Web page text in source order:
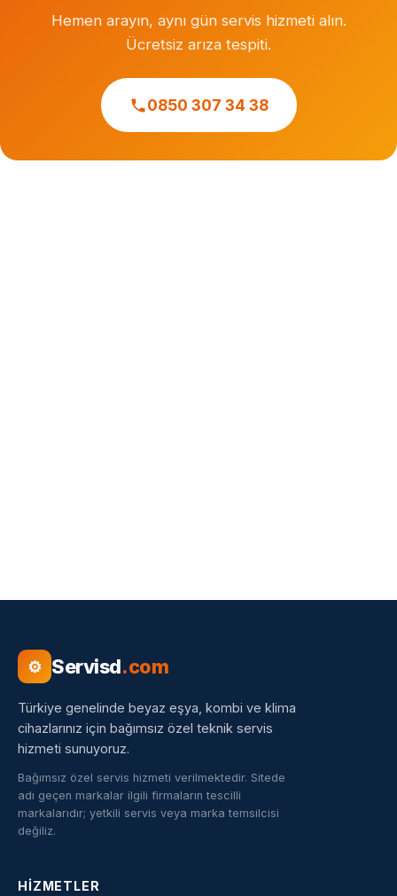
Hemen arayın, aynı gün servis hizmeti alın.
Ücretsiz arıza tespiti.
0850 307 34 38
⚙ Servisd.com
Türkiye genelinde beyaz eşya, kombi ve klima
cihazlarınız için bağımsız özel teknik servis
hizmeti sunuyoruz.
Bağımsız özel servis hizmeti verilmektedir. Sitede
adı geçen markalar ilgili firmaların tescilli
markalarıdır; yetkili servis veya marka temsilcisi
değiliz.
HIZMETLER